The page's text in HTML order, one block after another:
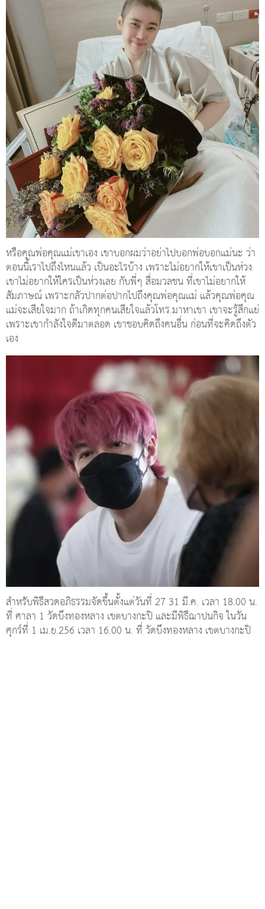
หรือคุณพ่อคุณแม่เขาเอง เขาบอกผมว่าอย่าไปบอกพ่อบอกแม่นะ ว่า
ตอนนี้เราไปถึงไหนแล้ว เป็นอะไรบ้าง เพราะไม่อยากให้เขาเป็นห่วง
เขาไม่อยากให้ใครเป็นห่วงเลย กับพี่ๆ สื่อมวลชน ที่เขาไม่อยากให้
สัมภาษณ์ เพราะกลัวปากต่อปากไปถึงคุณพ่อคุณแม่ แล้วคุณพ่อคุณ
แม่จะเสียใจมาก ถ้าเกิดทุกคนเสียใจแล้วโทร.มาหาเขา เขาจะรู้สึกแย่
เพราะเขากำลังใจดีมาตลอด เขาชอบคิดถึงคนอื่น ก่อนที่จะคิดถึงตัว
เอง
สำหรับพิธีสวดอภิธรรมจัดขึ้นตั้งแต่วันที่ 27 31 มี.ค. เวลา 18.00 น.
ที่ ศาลา 1 วัดบึงทองหลาง เขตบางกะปิ และมีพิธีฌาปนกิจ ในวัน
ศุกร์ที่ 1 เม.ย.256 เวลา 16.00 น. ที่ วัดบึงทองหลาง เขตบางกะปิ